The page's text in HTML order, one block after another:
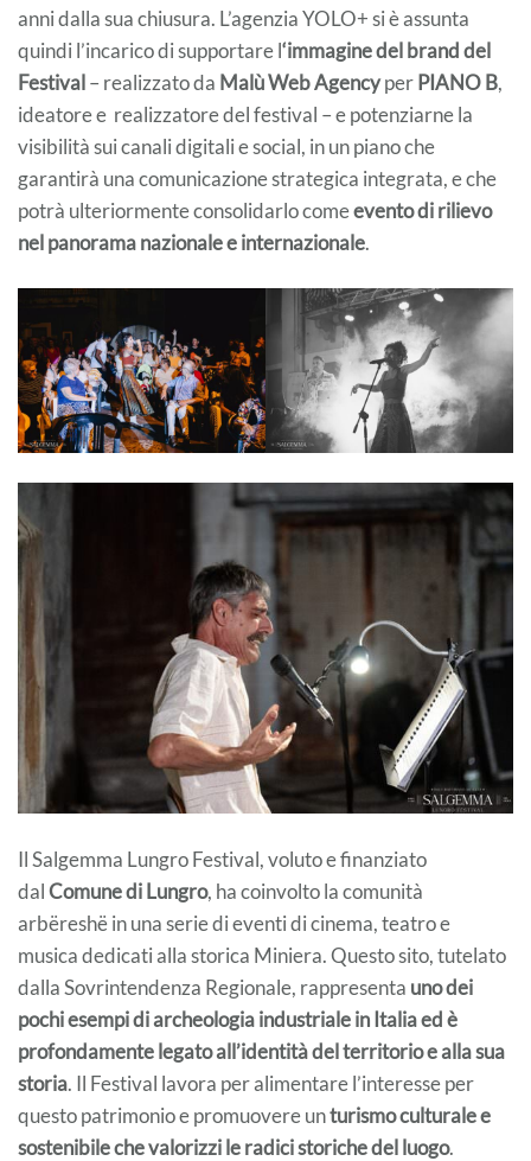
anni dalla sua chiusura. L’agenzia YOLO+ si è assunta
quindi l’incarico di supportare l‘immagine del brand del
Festival– realizzato da Malù Web AgencyperPIANO B,
ideatore e realizzatore del festival – e potenziarne la
visibilità sui canali digitali e social, in un piano che
garantirà una comunicazione strategica integrata, e che
potrà ulteriormente consolidarlo comeevento di rilievo
nel panorama nazionale e internazionale.
Il Salgemma Lungro Festival, voluto e finanziato
dalComune di Lungro, ha coinvolto la comunità
arbëreshë in una serie di eventi di cinema, teatro e
musica dedicati alla storica Miniera. Questo sito, tutelato
dalla Sovrintendenza Regionale, rappresenta uno dei
pochi esempi di archeologia industriale in Italia ed è
profondamente legato all’identità del territorio e alla sua
storia. Il Festival lavora per alimentare l’interesse per
questo patrimonio e promuovere unturismo culturale e
sostenibile che valorizzi le radici storiche del luogo.